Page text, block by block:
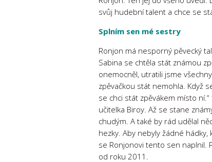
svůj hudební talent a chce se
Splním sen mé sestry
Ronjon má nesporný pěvecký
Sabina se chtěla stát známou
onemocněl, utratili jsme
zpěvačkou stát nemohla. Když
se chci stát zpěvákem místo
učitelka Biroy. Až se stane
chudým. A také by rád udělal
hezky. Aby nebyly žádné hádky,
se Ronjonovi tento sen naplnil.
od roku 2011.